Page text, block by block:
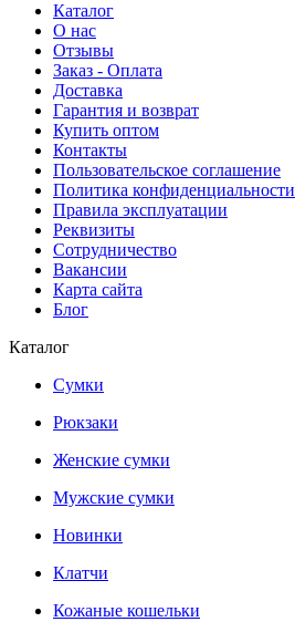
Каталог
О нас
Отзывы
Заказ - Оплата
Доставка
Гарантия и возврат
Купить оптом
Контакты
Пользовательское соглашение
Политика конфиденциальности
Правила эксплуатации
Реквизиты
Сотрудничество
Вакансии
Карта сайта
Блог
Каталог
Сумки
Рюкзаки
Женские сумки
Мужские сумки
Новинки
Клатчи
Кожаные кошельки